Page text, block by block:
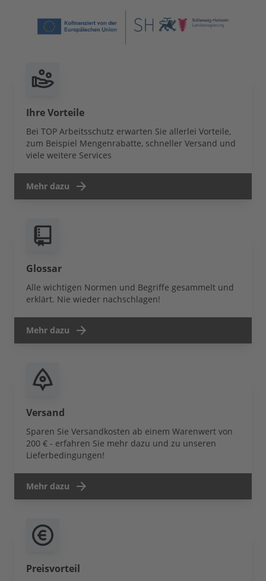
Ihre Vorteile
Bei TOP Arbeitsschutz erwarten Sie allerlei Vorteile,
zum Beispiel Mengenrabatte, schneller Versand und
viele weitere Services
Mehr dazu
Glossar
Alle wichtigen Normen und Begriffe gesammelt und
erklärt. Nie wieder nachschlagen!
Mehr dazu
Versand
Sparen Sie Versandkosten ab einem Warenwert von
200 € - erfahren Sie mehr dazu und zu unseren
Lieferbedingungen!
Mehr dazu
Preisvorteil